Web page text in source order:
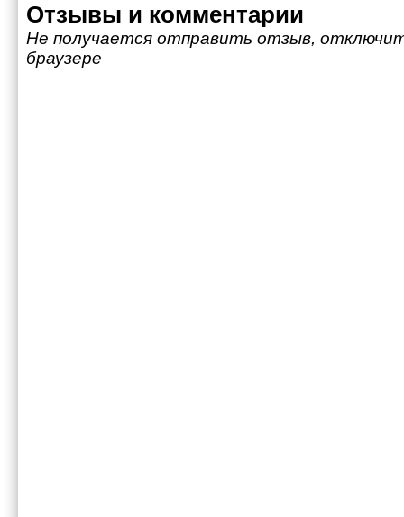
Отзывы и комментарии
Не получается отправить отзыв,
браузере